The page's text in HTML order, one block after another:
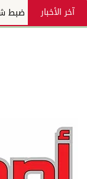
آخر الأخبار ضبط